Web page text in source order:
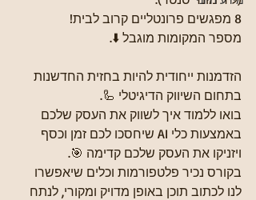
8 מפגשים פרונטליים קרוב לבית!
מספר המקומות מוגבל ⬇️.
הזדמנות ייחודית להיות בחזית החדשנות
בתחום השיווק הדיגיטלי 🦾.
בואו ללמוד איך לשווק את העסק שלכם
באמצעות כלי AI שיחסכו לכם זמן וכסף
ויזניקו את העסק שלכם קדימה 🎯.
בקורס נכיר פלטפורמות וכלים שיאפשרו
לנו לכתוב תוכן באופן מדויק ומקורי, לנתח